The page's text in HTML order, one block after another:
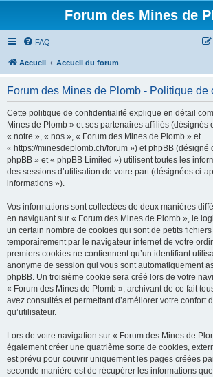
Forum des Mines de
FAQ
Accueil Accueil du forum
Forum des Mines de Plomb - Politique de
Cette politique de confidentialité explique en détail
Mines de Plomb » et ses partenaires affiliés (désignés
« notre », « nos », « Forum des Mines de Plomb » et
« https://minesdeplomb.ch/forum ») et phpBB (désigné
phpBB » et « phpBB Limited ») utilisent toutes les
des sessions d’utilisation de votre part (désignées ci-
informations »).
Vos informations sont collectées de deux manières
en naviguant sur « Forum des Mines de Plomb », le
un certain nombre de cookies qui sont de petits
temporairement par le navigateur internet de votre
premiers cookies ne contiennent qu’un identifiant
anonyme de session qui vous sont automatiquement
phpBB. Un troisième cookie sera créé lors de votre
« Forum des Mines de Plomb », archivant de ce fait
avez consultés et permettant d’améliorer votre confort
qu’utilisateur.
Lors de votre navigation sur « Forum des Mines de
également créer une quatrième sorte de cookies,
est prévu pour couvrir uniquement les pages créées
seconde manière est de récupérer les informations